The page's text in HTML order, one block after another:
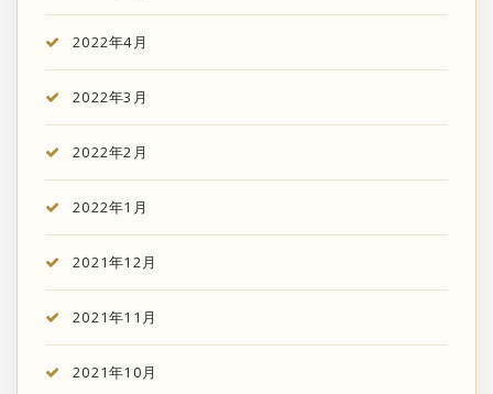
2022年4月
2022年3月
2022年2月
2022年1月
2021年12月
2021年11月
2021年10月